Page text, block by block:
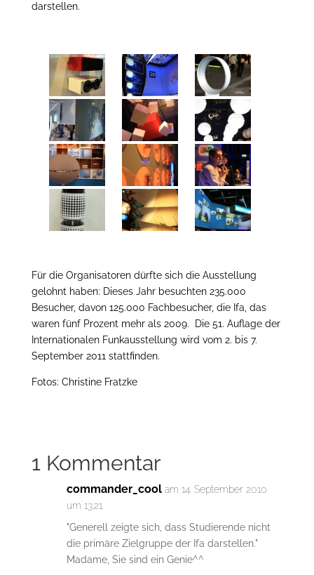
darstellen.
Für die Organisatoren dürfte sich die Ausstellung
gelohnt haben: Dieses Jahr besuchten 235.000
Besucher, davon 125.000 Fachbesucher, die Ifa, das
waren fünf Prozent mehr als 2009. Die 51. Auflage der
Internationalen Funkausstellung wird vom 2. bis 7.
September 2011 stattfinden.
Fotos: Christine Fratzke
1 Kommentar
commander_cool am 14. September 2010
um 13:21
"Generell zeigte sich, dass Studierende nicht
die primäre Zielgruppe der Ifa darstellen."
Madame, Sie sind ein Genie^^